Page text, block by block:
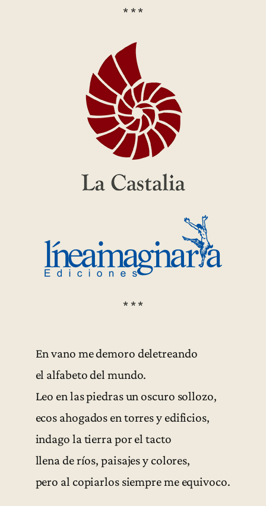
* * *
* * *
En vano me demoro deletreando
el alfabeto del mundo.
Leo en las piedras un oscuro sollozo,
ecos ahogados en torres y edificios,
indago la tierra por el tacto
llena de ríos, paisajes y colores,
pero al copiarlos siempre me equivoco.